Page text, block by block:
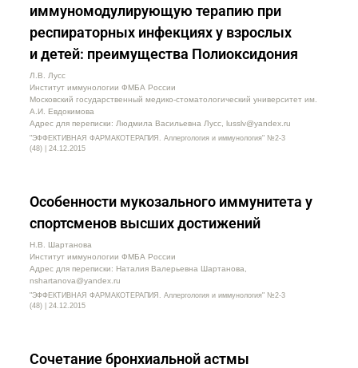
иммуномодулирующую терапию при
респираторных инфекциях у взрослых
и детей: преимущества Полиоксидония
Л.В. Лусс
Институт иммунологии ФМБА России
Московский государственный медико-стоматологический университет им.
А.И. Евдокимова
Адрес для переписки: Людмила Васильевна Лусс, lusslv@yandex.ru
"ЭФФЕКТИВНАЯ ФАРМАКОТЕРАПИЯ. Аллергология и иммунология" №2-3
(48) | 24.12.2015
Особенности мукозального иммунитета у
спортсменов высших достижений
Н.В. Шартанова
Институт иммунологии ФМБА России
Адрес для переписки: Наталия Валерьевна Шартанова,
nshartanova@yandex.ru
"ЭФФЕКТИВНАЯ ФАРМАКОТЕРАПИЯ. Аллергология и иммунология" №2-3
(48) | 24.12.2015
Сочетание бронхиальной астмы